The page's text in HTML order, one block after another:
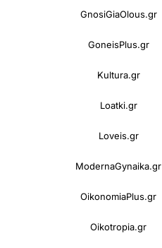
GnosiGiaOlous.gr
GoneisPlus.gr
Kultura.gr
Loatki.gr
Loveis.gr
ModernaGynaika.gr
OikonomiaPlus.gr
Oikotropia.gr